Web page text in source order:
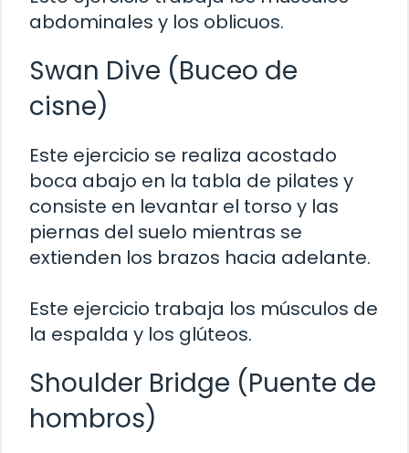
abdominales y los oblicuos.
Swan Dive (Buceo de
cisne)
Este ejercicio se realiza acostado
boca abajo en la tabla de pilates y
consiste en levantar el torso y las
piernas del suelo mientras se
extienden los brazos hacia adelante.
Este ejercicio trabaja los músculos de
la espalda y los glúteos.
Shoulder Bridge (Puente de
hombros)